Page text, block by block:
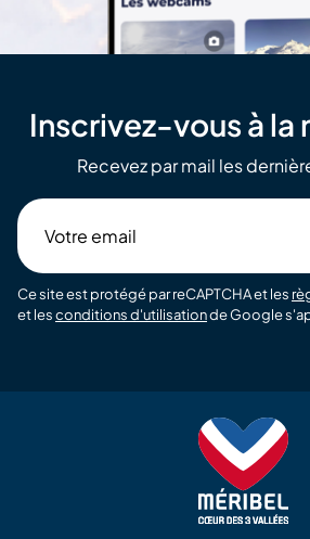
Inscrivez-vous à
Recevez par mail les
email
Ce site est protégé par reCAPTCHA et les
et lesconditions d'utilisationde Google